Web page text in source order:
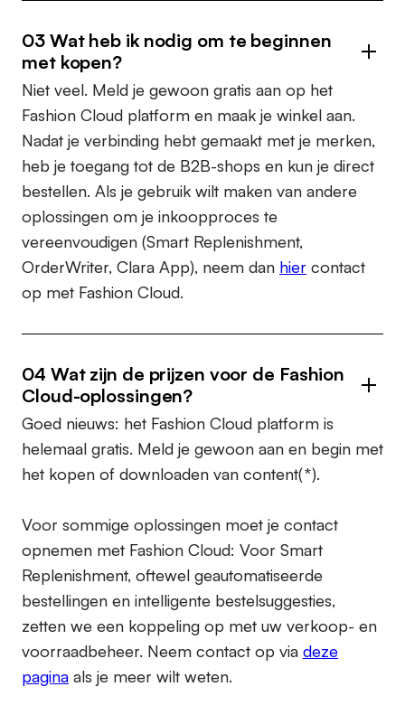
03 Wat heb ik nodig om te beginnen
met kopen?
Niet veel. Meld je gewoon gratis aan op het
Fashion Cloud platform en maak je winkel aan.
Nadat je verbinding hebt gemaakt met je merken,
heb je toegang tot de B2B-shops en kun je direct
bestellen. Als je gebruik wilt maken van andere
oplossingen om je inkoopproces te
vereenvoudigen (Smart Replenishment,
OrderWriter, Clara App), neem dan hier contact
op met Fashion Cloud.
04 Wat zijn de prijzen voor de Fashion
Cloud-oplossingen?
Goed nieuws: het Fashion Cloud platform is
helemaal gratis. Meld je gewoon aan en begin met
het kopen of downloaden van content(*).
Voor sommige oplossingen moet je contact
opnemen met Fashion Cloud: Voor Smart
Replenishment, oftewel geautomatiseerde
bestellingen en intelligente bestelsuggesties,
zetten we een koppeling op met uw verkoop- en
voorraadbeheer. Neem contact op via deze
pagina als je meer wilt weten.